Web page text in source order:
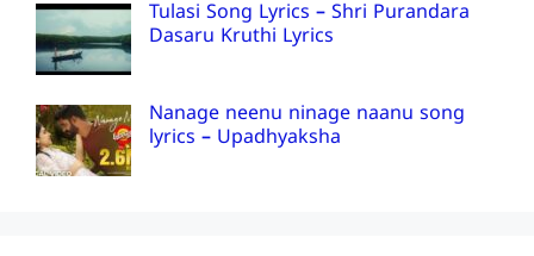
Tulasi Song Lyrics – Shri Purandara
Dasaru Kruthi Lyrics
Nanage neenu ninage naanu song
lyrics – Upadhyaksha